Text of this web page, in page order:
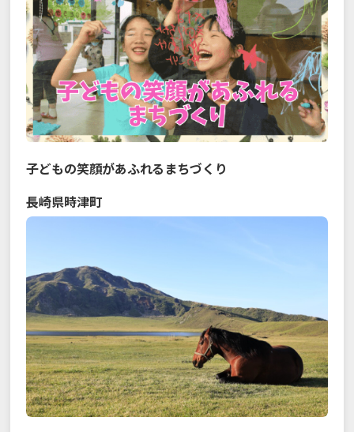
子どもの笑顔があふれるまちづくり
長崎県時津町